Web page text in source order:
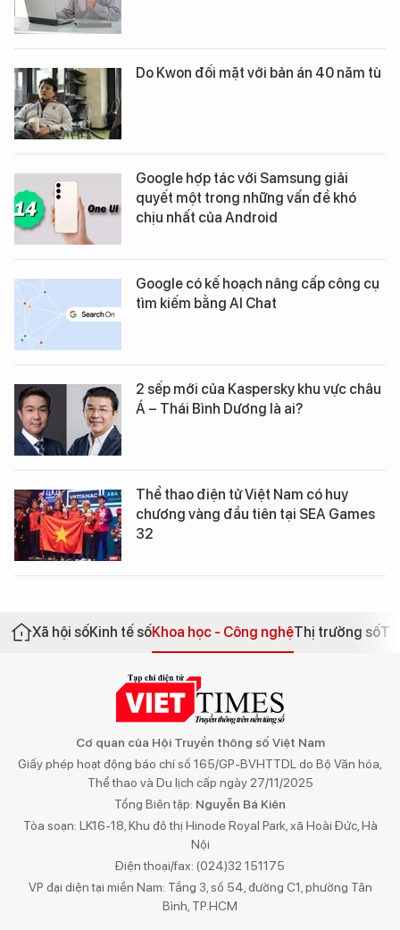
Do Kwon đối mặt với bản án 40 năm tù
Google hợp tác với Samsung giải
quyết một trong những vấn đề khó
chịu nhất của Android
Google có kế hoạch nâng cấp công cụ
tìm kiếm bằng AI Chat
2 sếp mới của Kaspersky khu vực châu
Á – Thái Bình Dương là ai?
Thể thao điện tử Việt Nam có huy
chương vàng đầu tiên tại SEA Games
32
Xã hội sốKinh tế sốKhoa học - Công nghệThị trường số
Cơ quan của Hội Truyền thông số Việt Nam
Giấy phép hoạt động báo chí số 165/GP-BVHTTDL do Bộ Văn hóa,
Thể thao và Du lịch cấp ngày 27/11/2025
Tổng Biên tập: Nguyễn Bá Kiên
Tòa soạn: LK16-18, Khu đô thị Hinode Royal Park, xã Hoài Đức, Hà
Nội
Điện thoại/fax: (024)32 151175
VP đại diện tại miền Nam: Tầng 3, số 54, đường C1, phường Tân
Bình, TP.HCM